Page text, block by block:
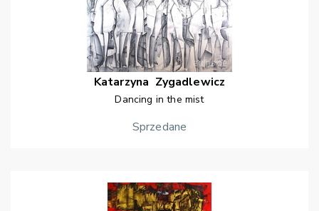
Katarzyna Zygadlewicz
Dancing in the mist
Sprzedane